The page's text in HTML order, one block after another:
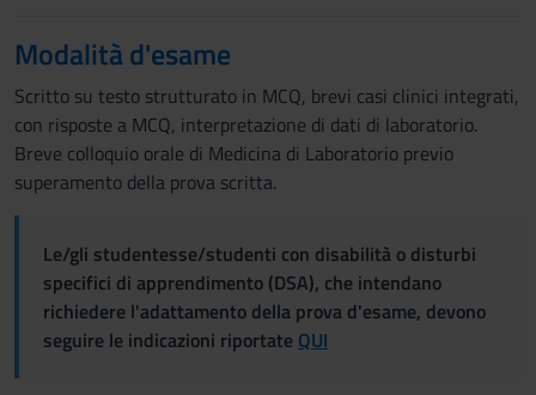
Modalità d'esame
Scritto su testo strutturato in MCQ, brevi casi clinici integrati,
con risposte a MCQ, interpretazione di dati di laboratorio.
Breve colloquio orale di Medicina di Laboratorio previo
superamento della prova scritta.
Le/gli studentesse/studenti con disabilità o disturbi
specifici di apprendimento (DSA), che intendano
richiedere l'adattamento della prova d'esame, devono
seguire le indicazioni riportate QUI